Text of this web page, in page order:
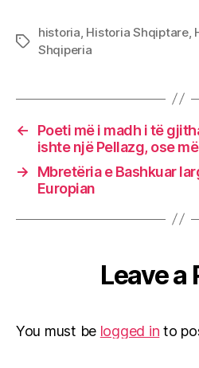
Tags
historia Historia Shqiptare,
Shqiperia
←
Poeti më i madh i të
ishte një Pellazg, ose
→
Mbretëria e Bashkuar
Europian
Leave a
You must be logged in to